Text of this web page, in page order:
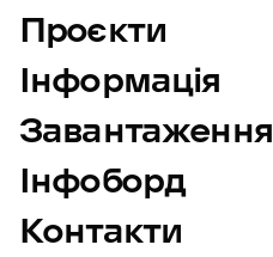
Проєкти
Інформація
Завантаження
Інфоборд
Контакти